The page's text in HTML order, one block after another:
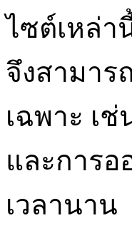
ไซต์เหล่า
จึงสามา
เฉพาะ เ
และการอ
เวลานาน